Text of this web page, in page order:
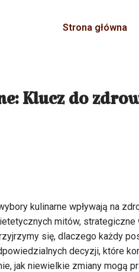
Strona główna
Klucz do
kulinarne wpływają na
mitów, strategiczne
się, dlaczego każdy
decyzji, które
jak niewielkie zmiany mogą